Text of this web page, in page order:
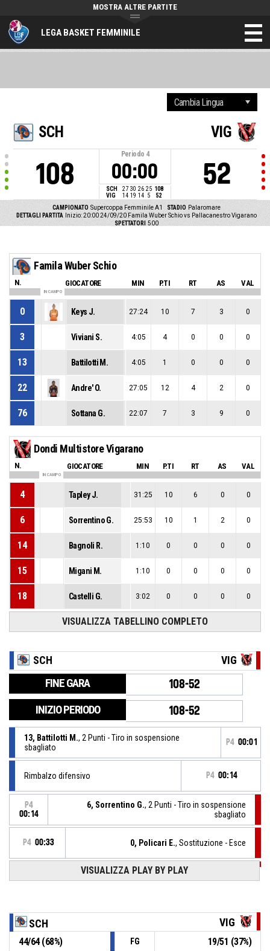
LEGA BASKET FEMMINILE
MOSTRA ALTRE PARTITE
SCH
108
Periodo 4
00:00
SCH 27 30 26 25 108
VIG
14 19 14 5 52
VIG
52
CAMPIONATO Supercoppa Femminile A1 STADIO Palaromare
DETTAGLI PARTITA
Inizio: 20:00 24/09/20 Famila Wuber Schio vs Pallacanestro Vigarano
SPETTATORI
500
Famila Wuber Schio
N. GIOCATORE MIN P.TI RT AS VAL
IN CAMPO
0 Keys J. 27:24 10 7 3 0
3 Viviani S. 4:05 4 0 0 0
13 Battilotti M. 4:05 1 0 0 0
22 Andre' O. 27:05 12 4 2 0
76 Sottana G. 22:07 7 3 9 0
Dondi Multistore Vigarano
N. GIOCATORE MIN P.TI RT AS VAL
IN CAMPO
4 Tapley J. 31:25 10 6 0 0
6 Sorrentino G. 25:53 10 1 2 0
14 Bagnoli R. 1:10 0 0 0 0
15 Migani M. 1:10 0 0 0 0
18 Castelli G. 3:02 0 0 0 0
VISUALIZZA TABELLINO COMPLETO
SCH VIG
FINE GARA 108-52
INIZIO PERIODO 108-52
13, Battilotti M., 2 Punti - Tiro in sospensione
sbagliato
P4 00:01
Rimbalzo difensivo P4 00:14
P4
00:14
6, Sorrentino G., 2 Punti - Tiro in sospensione
sbagliato
P4 00:33 0, Policari E., Sostituzione - Esce
18, Castelli G., Sostituzione - Entra
Rimbalzo difensivo
76, Sottana G. , 2 Punti - Tiro in sospensione sbagliato P4 00:33
VISUALIZZA PLAY BY PLAY
SCH VIG
44/64(68%) FG 19/51 (37%)